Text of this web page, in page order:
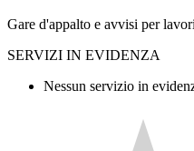
Gare d'appalto e avvisi per
SERVIZI IN EVIDENZA
Nessun servizio in